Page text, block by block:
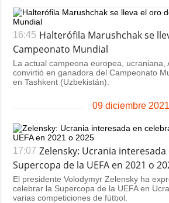
16:45 Halterófila Marushchak se
Campeonato Mundial
La actual campeona europea, ucraniana,
convirtió en ganadora del Campeonato
en Tashkent (Uzbekistán).
09 diciembre 2021
17:07 Zelensky: Ucrania
Supercopa de la UEFA en 2021 o
El presidente Volodymyr Zelensky ha
celebrar la Supercopa de la UEFA en
varias competiciones de fútbol.